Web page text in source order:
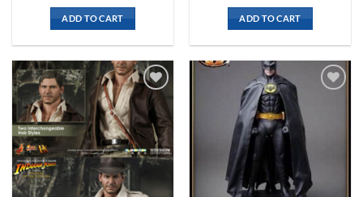
ADD TO CART ADD TO CART